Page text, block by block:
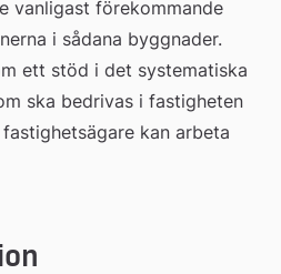
webbplats
vanligast förekommande
i sådana byggnader.
ett stöd i det systematiska
ska bedrivas i fastigheten
kan arbeta